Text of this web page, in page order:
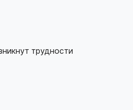
трудности